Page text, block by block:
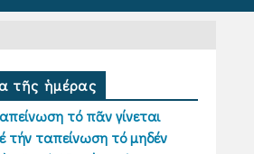
τῆς ἡμέρας
τό πᾶν γίνεται
τήν ταπείνωση τό μηδέν